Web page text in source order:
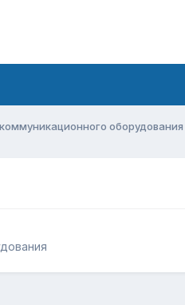
оборудования